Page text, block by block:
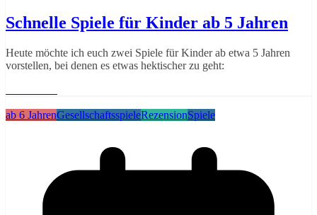
Schnelle Spiele für Kinder ab 5 Jahren
Heute möchte ich euch zwei Spiele für Kinder ab etwa 5 Jahren
vorstellen, bei denen es etwas hektischer zu geht:
ab 6 JahrenGesellschaftsspieleRezensionSpiele